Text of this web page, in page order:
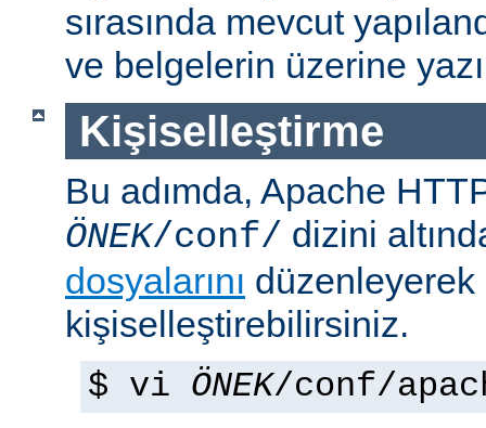
sırasında mevcut
ve belgelerin üzerine
Kişiselleştirme
Bu adımda, Apache
ÖNEK/conf/ dizini
dosyalarını düzenleyerek
kişiselleştirebilirsiniz.
$ vi ÖNEK/conf/